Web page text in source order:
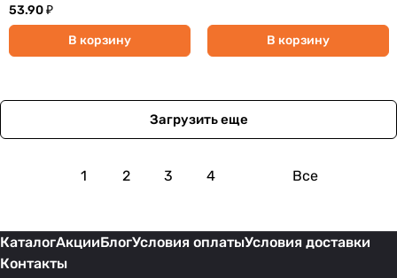
53.90 ₽
В корзину В корзину
Загрузить еще
1 2 3 4 Все
КаталогАкцииБлогУсловия оплатыУсловия доставки
Контакты